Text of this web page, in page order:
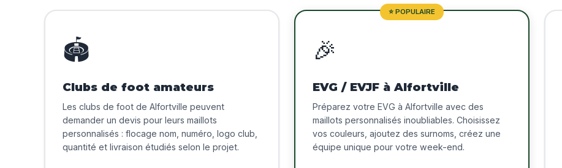
🏟️
Clubs de foot amateurs
Les clubs de foot de Alfortville peuvent
demander un devis pour leurs maillots
personnalisés : flocage nom, numéro, logo club,
quantité et livraison étudiés selon le projet.
⭐ POPULAIRE
🎉
EVG / EVJF à Alfortville
Préparez votre EVG à Alfortville avec des
maillots personnalisés inoubliables. Choisissez
vos couleurs, ajoutez des surnoms, créez une
équipe unique pour votre week-end.